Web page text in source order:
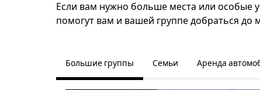
Если вам нужно больше места или особые
помогут вам и вашей группе добраться до
Большие группы Семьи Аренда